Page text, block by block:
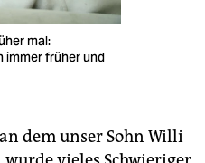
mal:
immer früher und
dem unser Sohn Willi